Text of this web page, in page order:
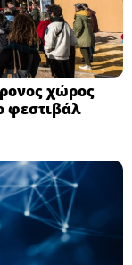
χώρος
φεστιβάλ